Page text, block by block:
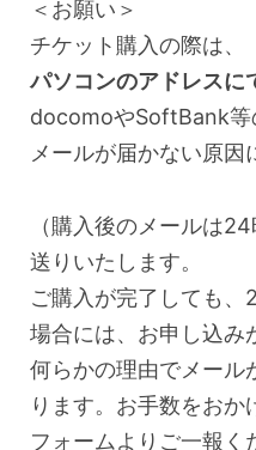
＜お願い＞
チケット購入の際は、
パソコンのアドレスに
docomoやSoftBank等
メールが届かない原因
（購入後のメールは
送りいたします。
ご購入が完了しても
場合には、お申し込み
何らかの理由でメール
ります。お手数をお
フォームよりご一報く